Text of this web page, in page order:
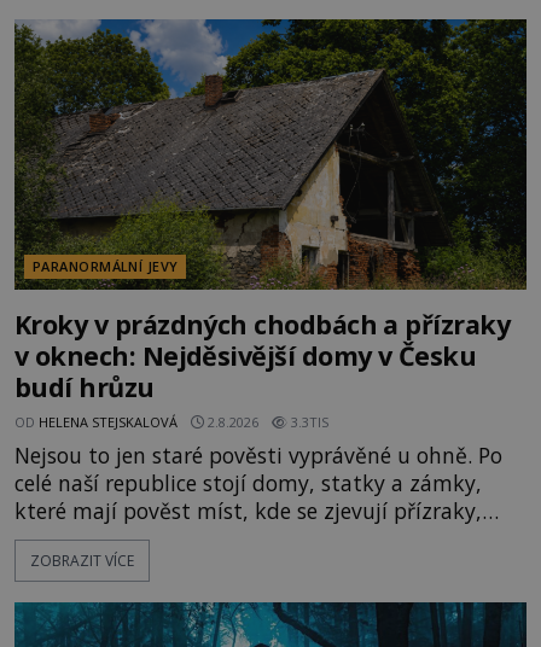
kolem 17 000 000 zábavychtivých lidí ročně. A ač je
velká snaha to utajit, někteří z
PARANORMÁLNÍ JEVY
Kroky v prázdných chodbách a přízraky
v oknech: Nejděsivější domy v Česku
budí hrůzu
OD HELENA STEJSKALOVÁ 2.8.2026 3.3TIS
Nejsou to jen staré pověsti vyprávěné u ohně. Po
celé naší republice stojí domy, statky a zámky,
které mají pověst míst, kde se zjevují přízraky,
ozývají nevysvětlitelné zvuky nebo se dějí podivné
jevy. Zatímco historici většinou hledají racionální
lokality vykazují nápadně podobná svědectví po
ZOBRAZIT VÍCE